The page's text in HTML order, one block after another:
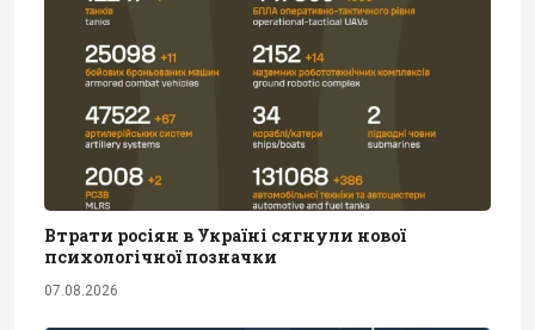
Втрати росіян в Україні сягнули нової
психологічної позначки
07.08.2026